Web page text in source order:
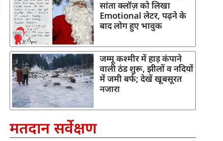
सांता क्लॉज़ को लिखा
Emotional लेटर, पढ़ने के
बाद लोग हुए भावुक
जम्मू कश्मीर में हाड़ कंपाने
वाली ठंड शुरू, झीलों व नदियों
में जमी बर्फ; देखें खूबसूरत
नजारा
मतदान सर्वेक्षण